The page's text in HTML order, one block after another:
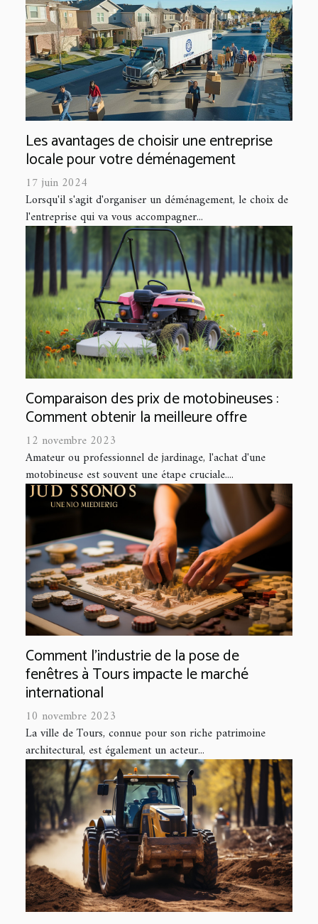
Les avantages de choisir une entreprise
locale pour votre déménagement
17 juin 2024
Lorsqu'il s'agit d'organiser un déménagement, le choix de
l'entreprise qui va vous accompagner...
Comparaison des prix de motobineuses :
Comment obtenir la meilleure offre
12 novembre 2023
Amateur ou professionnel de jardinage, l'achat d'une
motobineuse est souvent une étape cruciale....
Comment l'industrie de la pose de
fenêtres à Tours impacte le marché
international
10 novembre 2023
La ville de Tours, connue pour son riche patrimoine
architectural, est également un acteur...